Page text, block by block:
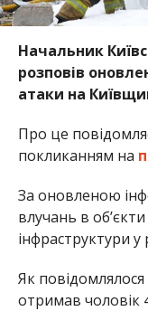
Начальник
розповів
атаки на
Про це
покликанням на
За оновленою
влучань в
інфраструктури у
Як
отримав чоловік